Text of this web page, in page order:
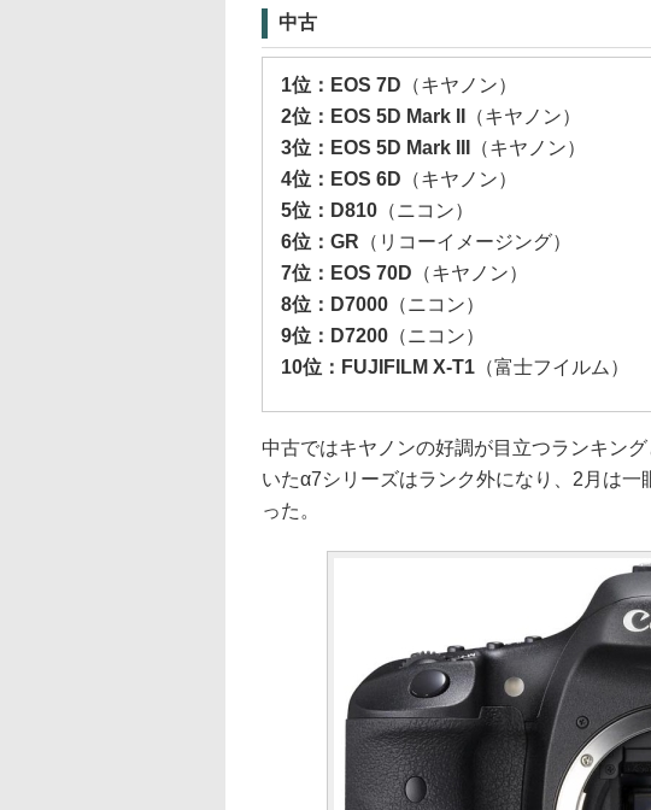
中古
1位：EOS 7D （キヤノン）
2位：EOS 5D Mark II
（キヤノン）
3位：EOS 5D Mark III
（キヤノン）
4位：EOS 6D （キヤノン）
5位：D810 （ニコン）
6位：GR （リコーイメージング）
7位：EOS 70D （キヤノン）
8位：D7000 （ニコン）
9位：D7200 （ニコン）
10位：FUJIFILM X-T1 （富士フイルム）
中古ではキヤノンの好調が目立つランキン
いたα7シリーズはランク外になり、2月は
った。